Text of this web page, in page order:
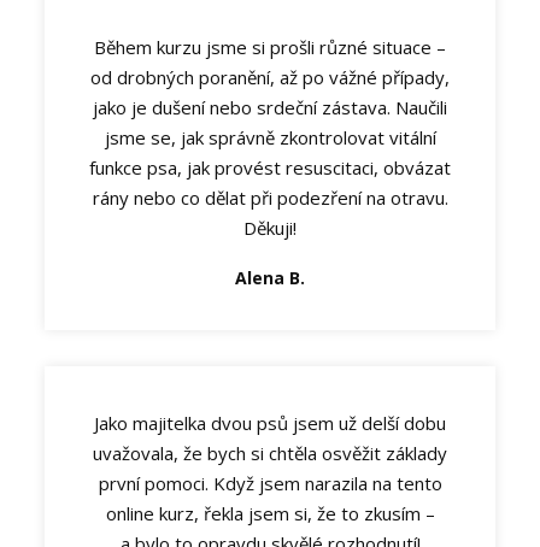
Během kurzu jsme si prošli různé situace –
od drobných poranění, až po vážné případy,
jako je dušení nebo srdeční zástava. Naučili
jsme se, jak správně zkontrolovat vitální
funkce psa, jak provést resuscitaci, obvázat
rány nebo co dělat při podezření na otravu.
Děkuji!
Alena B.
Jako majitelka dvou psů jsem už delší dobu
uvažovala, že bych si chtěla osvěžit základy
první pomoci. Když jsem narazila na tento
online kurz, řekla jsem si, že to zkusím –